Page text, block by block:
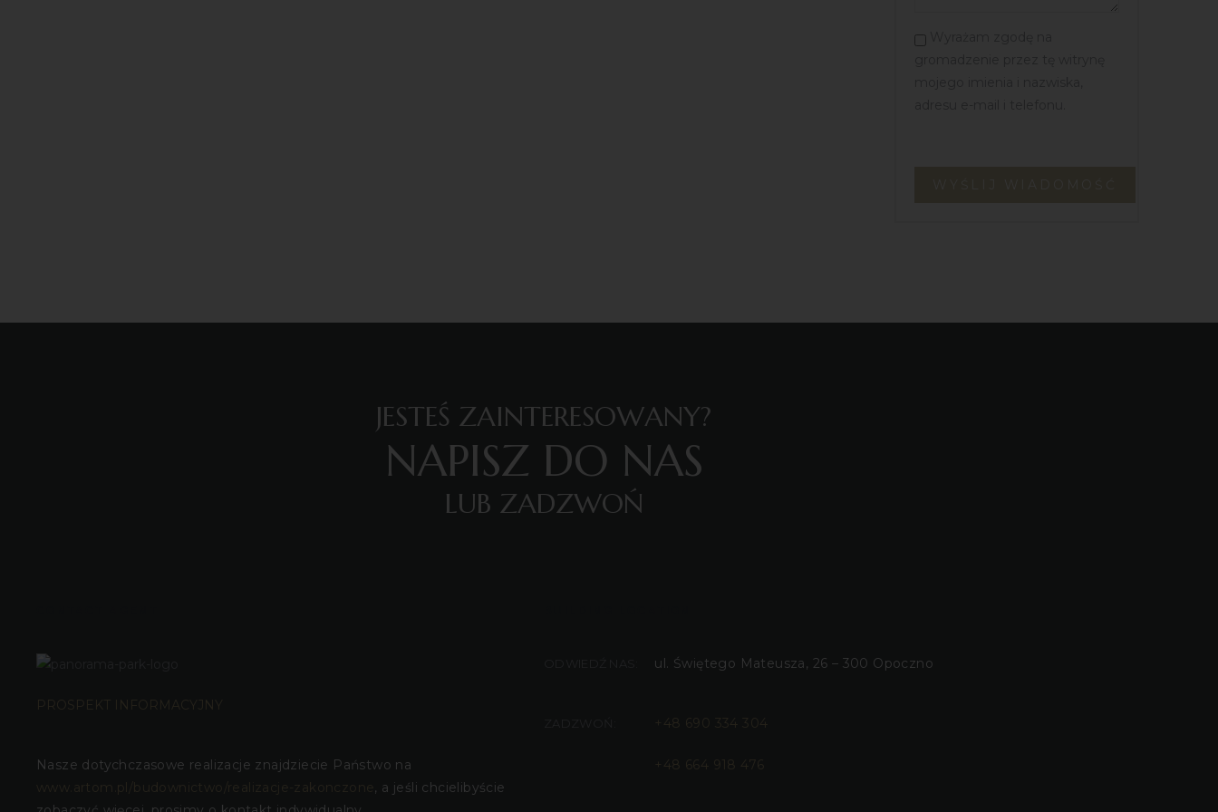
JESTEŚ ZAINTERESOWANY?
NAPISZ DO NAS
LUB ZADZWOŃ
PROSPEKT INFORMACYJNY
Nasze dotychczasowe realizacje znajdziecie Państwo na
www.artom.pl/budownictwo/realizacje-zakonczone , a jeśli chcielibyście
ul. Świętego Mateusza, 26 – 300 Opoczno
+48 690 334 304
+48 664 918 476